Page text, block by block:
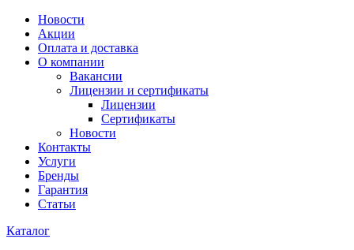
Новости
Акции
Оплата и доставка
О компании
Вакансии
Лицензии и сертификаты
Лицензии
Сертификаты
Новости
Контакты
Услуги
Бренды
Гарантия
Статьи
Каталог